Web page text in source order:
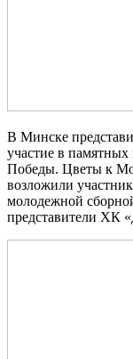
В Минске
участие в
Победы. Цветы к
возложили
молодежной
представители ХК